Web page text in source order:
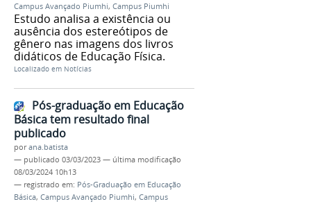
Campus Avançado Piumhi, Campus Piumhi
Estudo analisa a existência ou
ausência dos estereótipos de
gênero nas imagens dos livros
didáticos de Educação Física.
Localizado em Notícias
Pós-graduação em Educação
Básica tem resultado final
publicado
porana.batista
— publicado 03/03/2023 — última modificação
08/03/2024 10h13
— registrado em: Pós-Graduação em Educação
Básica, Campus Avançado Piumhi, Campus